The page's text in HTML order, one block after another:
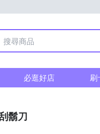
必逛好店 刷
鬍刀